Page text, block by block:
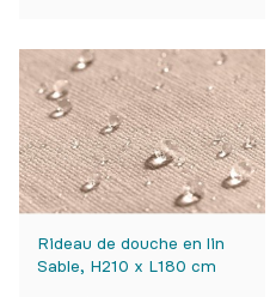
Rideau de douche en lin
Sable, H210 x L180 cm